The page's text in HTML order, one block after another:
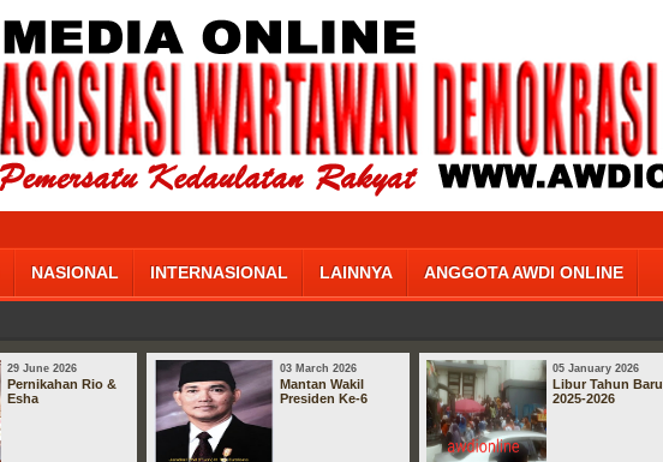
NASIONAL INTERNASIONAL LAINNYA ANGGOTA AWDI ONLINE
29 June 2026
Pernikahan Rio &
Esha
03 March 2026
Mantan Wakil
Presiden Ke-6
05 January 2026
Libur Tahun Baru
2025-2026